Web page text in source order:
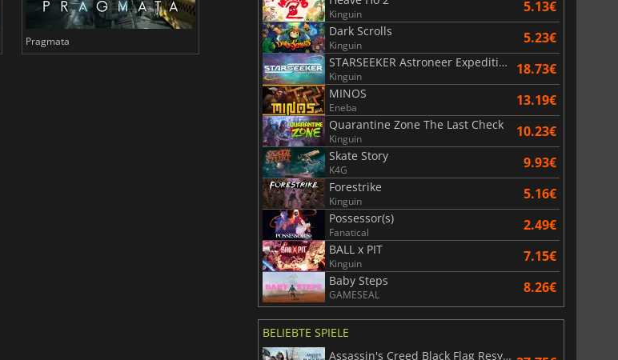
Pragmata Total War WARHAMMER 3
Kinguin 5.13€
Dark Scrolls
Kinguin 5.23€
STARSEEKER Astroneer Expeditions
Kinguin 18.73€
MINOS
Eneba 13.19€
Quarantine Zone The Last Check
Kinguin 10.23€
Skate Story
K4G 9.93€
Forestrike
Kinguin 5.16€
Possessor(s)
Fanatical 2.49€
BALL x PIT
Kinguin 7.15€
Baby Steps
GAMESEAL 8.26€
BELIEBTE SPIELE
Assassin's Creed Black Flag Resynced